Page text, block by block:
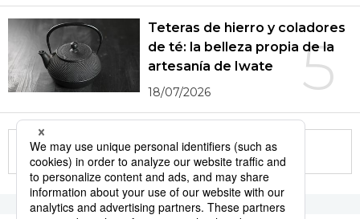
5
Teteras de hierro y coladores
de té: la belleza propia de la
artesanía de Iwate
18/07/2026
More in this series